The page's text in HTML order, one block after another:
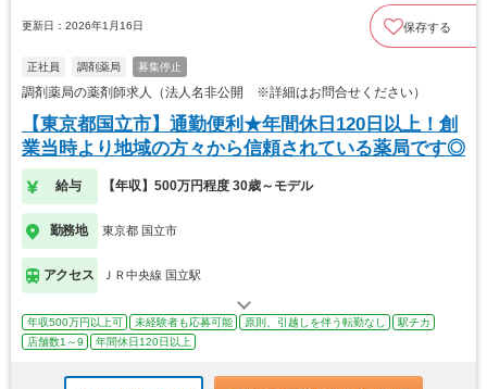
更新日：2026年1月16日 保存する
正社員 調剤薬局 募集停止
調剤薬局の薬剤師求人（法人名非公開 ※詳細はお問合せください）
【東京都国立市】通勤便利★年間休日120日以上！創
業当時より地域の方々から信頼されている薬局です◎
給与 【年収】500万円程度 30歳～モデル
勤務地 東京都 国立市
アクセス ＪＲ中央線 国立駅
年収500万円以上可 未経験者も応募可能 原則、引越しを伴う転勤なし
駅チカ
店舗数1～9
年間休日120日以上